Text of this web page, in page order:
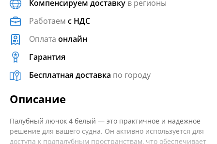
Компенсируем доставку в регионы
Работаем с НДС
Оплата онлайн
Гарантия
Бесплатная доставка по городу
Описание
Палубный лючок 4 белый — это практичное и надежное
решение для вашего судна. Он активно используется для
доступа к подпалубным пространствам, что обеспечивает